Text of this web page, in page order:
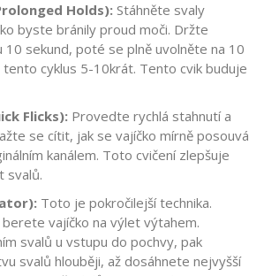
Holds): Stáhněte svaly
byste bránily proud moči. Držte
10 sekund, poté se plně uvolněte na 10
tento cyklus 5-10krát. Tento cvik buduje
Flicks): Provedte rychlá stahnutí a
se cítit, jak se vajíčko mírně posouvá
kanálem. Toto cvičení zlepšuje
svalů.
Toto je pokročilejší technika.
vajíčko na výlet výtahem.
svalů u vstupu do pochvy, pak
svalů hlouběji, až dosáhnete nejvyšší